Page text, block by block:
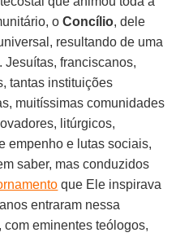
oConcílio, dele
resultando de uma
franciscanos,
tantas instituições
muitíssimas comunidades
litúrgicos,
empenho e lutas sociais,
saber, mas conduzidos
que Ele inspirava
entraram nessa
eminentes teólogos,